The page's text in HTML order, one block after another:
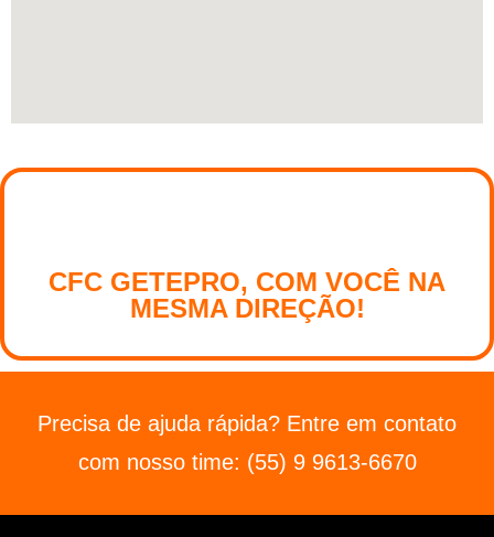
CFC GETEPRO, COM VOCÊ NA
MESMA DIREÇÃO!
Precisa de ajuda rápida? Entre em contato
com nosso time: (55) 9 9613-6670